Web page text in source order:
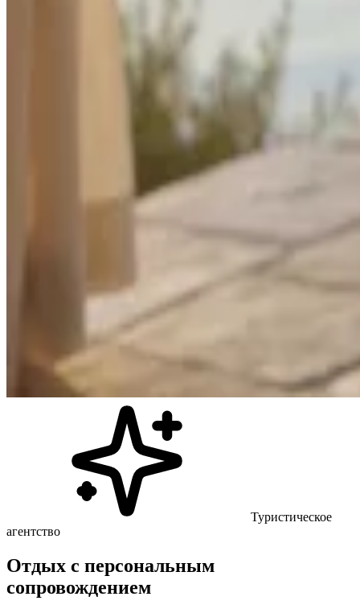
Туристическое
агентство
Отдых с персональным
сопровождением